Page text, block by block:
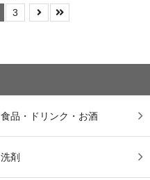
3
食品・ドリンク・お酒
洗剤